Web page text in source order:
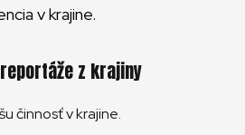
v krajine.
z krajiny
činnosť v krajine.